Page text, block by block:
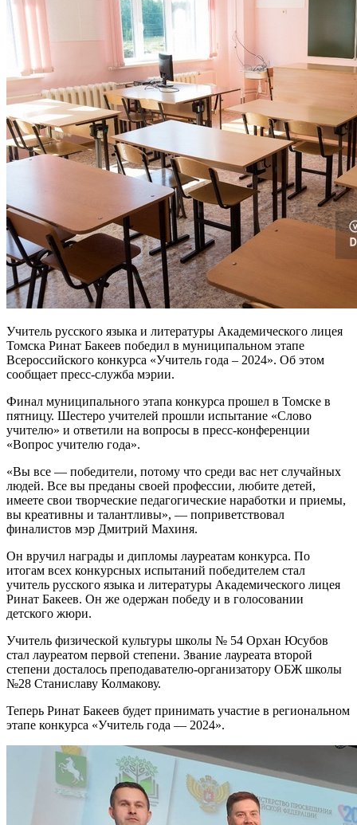
Учитель русского языка и литературы Академического лицея
Томска Ринат Бакеев победил в муниципальном этапе
Всероссийского конкурса «Учитель года – 2024». Об этом
сообщает пресс-служба мэрии.
Финал муниципального этапа конкурса прошел в Томске в
пятницу. Шестеро учителей прошли испытание «Слово
учителю» и ответили на вопросы в пресс-конференции
«Вопрос учителю года».
«Вы все — победители, потому что среди вас нет случайных
людей. Все вы преданы своей профессии, любите детей,
имеете свои творческие педагогические наработки и приемы,
вы креативны и талантливы», — поприветствовал
финалистов мэр Дмитрий Махиня.
Он вручил награды и дипломы лауреатам конкурса. По
итогам всех конкурсных испытаний победителем стал
учитель русского языка и литературы Академического лицея
Ринат Бакеев. Он же одержан победу и в голосовании
детского жюри.
Учитель физической культуры школы № 54 Орхан Юсубов
стал лауреатом первой степени. Звание лауреата второй
степени досталось преподавателю-организатору ОБЖ школы
№28 Станиславу Колмакову.
Теперь Ринат Бакеев будет принимать участие в региональном
этапе конкурса «Учитель года — 2024».